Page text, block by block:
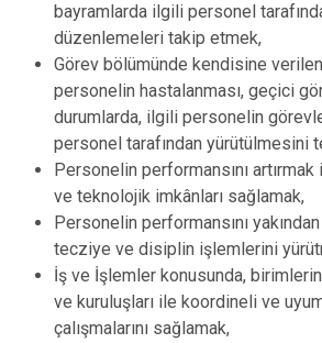
bayramlarda ilgili personel
düzenlemeleri takip etmek,
Görev bölümünde kendisine
personelin hastalanması, geçici
durumlarda, ilgili personelin
personel tarafından yürütülmesini
Personelin performansını
ve teknolojik imkânları sağlamak,
Personelin performansını
tecziye ve disiplin işlemlerini
İş ve İşlemler konusunda,
ve kuruluşları ile koordineli ve
çalışmalarını sağlamak,